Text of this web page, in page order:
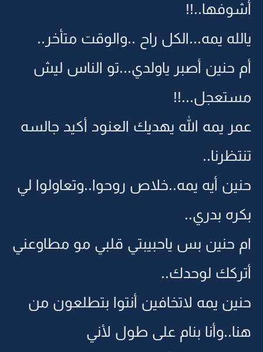
أشوفها..!!
يالله يمه...الكل راح ..والوقت متأخر..
أم حنين أصبر ياولدي...تو الناس ليش
مستعجل...!!
عمر يمه الله يهديك العنود أكيد جالسه
تنتظرنا..
حنين أيه يمه..خلاص روحوا..وتعاولوا لي
بكره بدري..
ام حنين بس ياحبيبتي قلبي مو مطاوعني
أتركك لوحدك..
حنين يمه لاتخافين أنتوا بتطلعون من
هنا..وأنا بنام على طول لأني